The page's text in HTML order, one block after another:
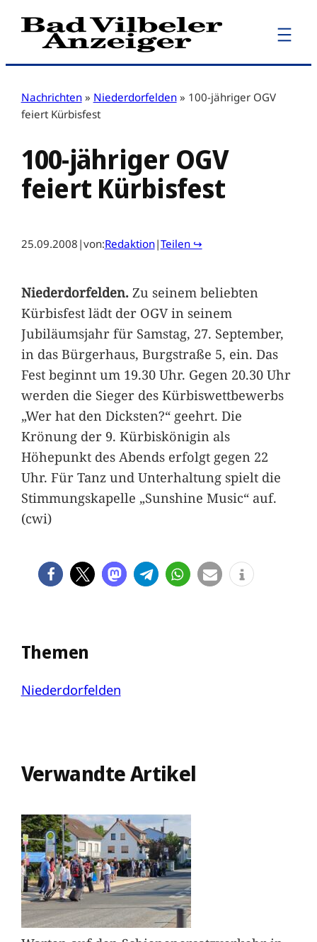
Zum
Inhalt
Nachrichten » Niederdorfelden » 100-jähriger OGV
feiert Kürbisfest
100-jähriger OGV
feiert Kürbisfest
25.09.2008 |von:Redaktion|Teilen ↪
Niederdorfelden.Zu seinem beliebten
Kürbisfest lädt der OGV in seinem
Jubiläumsjahr für Samstag, 27. September,
in das Bürgerhaus, Burgstraße 5, ein. Das
Fest beginnt um 19.30 Uhr. Gegen 20.30 Uhr
werden die Sieger des Kürbiswettbewerbs
„Wer hat den Dicksten?“ geehrt. Die
Krönung der 9. Kürbiskönigin als
Höhepunkt des Abends erfolgt gegen 22
Uhr. Für Tanz und Unterhaltung spielt die
Stimmungskapelle „Sunshine Music“ auf.
(cwi)
Themen
Niederdorfelden
Verwandte Artikel